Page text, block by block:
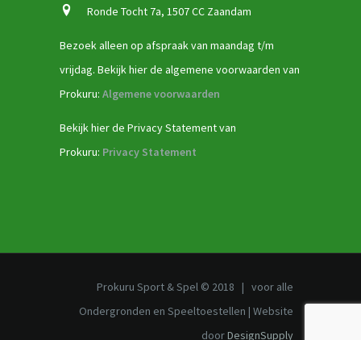
Ronde Tocht 7a, 1507 CC Zaandam
Bezoek alleen op afspraak van maandag t/m
vrijdag. Bekijk hier de algemene voorwaarden van
Prokuru: Algemene voorwaarden
Bekijk hier de Privacy Statement van
Prokuru: Privacy Statement
Prokuru Sport & Spel © 2018 | voor alle
Ondergronden en Speeltoestellen | Website
doorDesignSupply